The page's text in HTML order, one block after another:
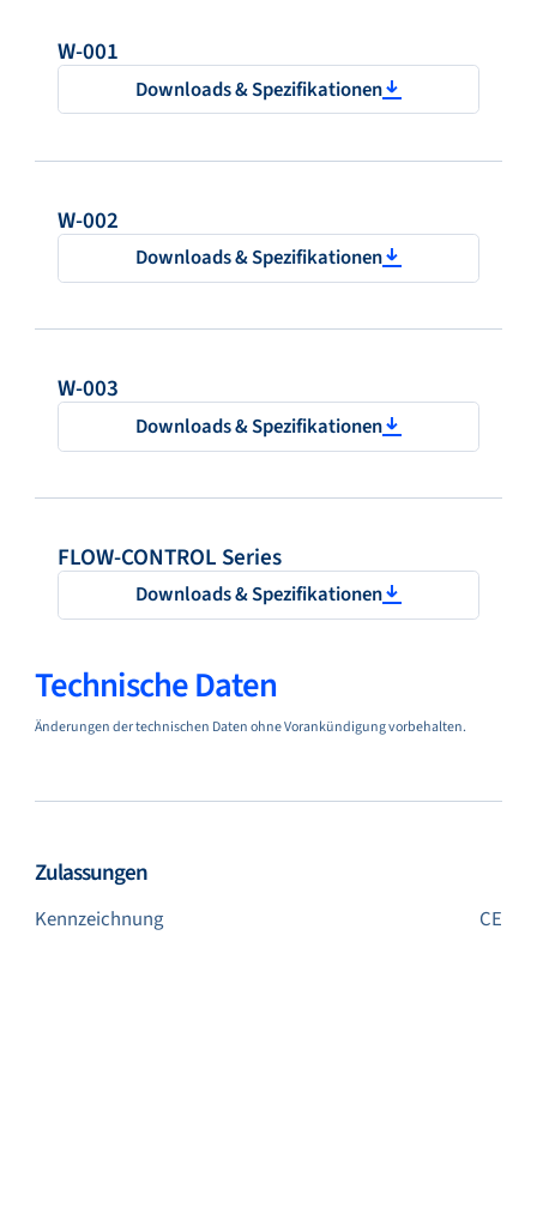
W-001
Downloads & Spezifikationen
W-002
Downloads & Spezifikationen
W-003
Downloads & Spezifikationen
FLOW-CONTROL Series
Downloads & Spezifikationen
Technische Daten
Änderungen der technischen Daten ohne Vorankündigung vorbehalten.
Zulassungen
Kennzeichnung CE